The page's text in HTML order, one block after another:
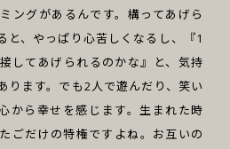
ングがあるんです。構ってあげら
と、やっぱり心苦しくなるし、『1
してあげられるのかな』と、気持
ります。でも2人で遊んだり、笑い
から幸せを感じます。生まれた時
ごだけの特権ですよね。お互いの